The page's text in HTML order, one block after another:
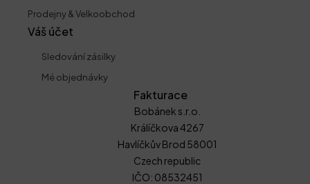
Prodejny & Velkoobchod
Váš účet
Sledování zásilky
Mé objednávky
Fakturace
Bobánek s.r.o.
Králíčkova 4267
Havlíčkův Brod 58001
Czech republic
IČO: 08532451